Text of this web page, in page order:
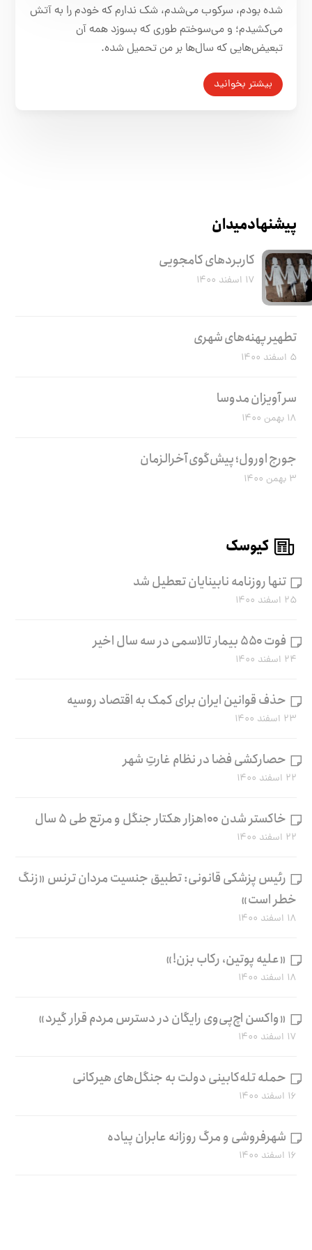
شده بودم، سرکوب می‌شدم، شک ندارم که خودم را به آتش
می‌کشیدم؛ و می‌سوختم طوری که بسوزد همه آن
تبعیض‌هایی که سال‌ها بر من تحمیل شده.
بیشتر بخوانید
پیشنهاد میدان
کاربرد‌های کامجویی
۱۷ اسفند ۱۴۰۰
تطهیر پهنه‌های شهری
۵ اسفند ۱۴۰۰
سر آویزان مدوسا
۱۸ بهمن ۱۴۰۰
جورج اورول؛ پیش‌گوی آخرالزمان
۳ بهمن ۱۴۰۰
کیوسک
تنها روزنامه نابینایان تعطیل شد
۲۵ اسفند ۱۴۰۰
فوت ۵۵۰ بیمار تالاسمی در سه سال اخیر
۲۴ اسفند ۱۴۰۰
حذف قوانین ایران برای کمک به اقتصاد روسیه
۲۳ اسفند ۱۴۰۰
حصارکشی فضا در نظام غارتِ شهر
۲۲ اسفند ۱۴۰۰
خاکستر شدن ۱۰۰هزار هکتار جنگل و مرتع طی ۵ سال
۲۲ اسفند ۱۴۰۰
رئیس پزشکی قانونی: تطبیق جنسیت مردان ترنس «زنگ
خطر است»
۱۸ اسفند ۱۴۰۰
«علیه پوتین، رکاب بزن!»
۱۸ اسفند ۱۴۰۰
«واکسن اچ‌پی‌وی رایگان در دسترس مردم قرار گیرد»
۱۷ اسفند ۱۴۰۰
حمله تله‌کابینی دولت به جنگل‌های هیرکانی
۱۶ اسفند ۱۴۰۰
شهرفروشی و مرگ روزانه عابران پیاده
۱۶ اسفند ۱۴۰۰